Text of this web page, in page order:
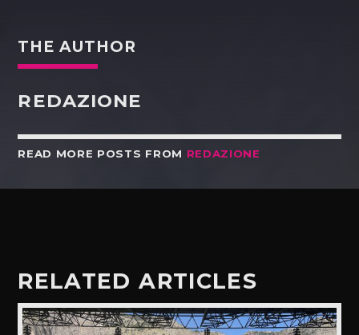
THE AUTHOR
REDAZIONE
READ MORE POSTS FROM REDAZIONE
RELATED ARTICLES